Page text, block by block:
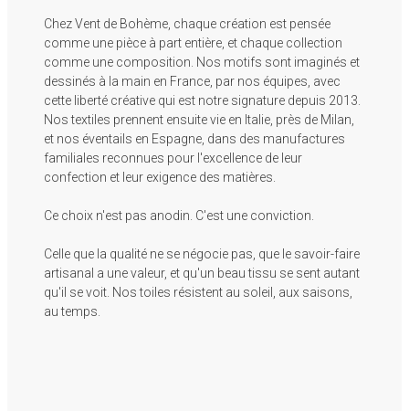
39,99 €
47,00 €
Chez Vent de Bohème, chaque création est pensée
comme une pièce à part entière, et chaque collection
comme une composition. Nos motifs sont imaginés et
dessinés à la main en France, par nos équipes, avec
cette liberté créative qui est notre signature depuis 2013.
Nos textiles prennent ensuite vie en Italie, près de Milan,
et nos éventails en Espagne, dans des manufactures
familiales reconnues pour l'excellence de leur
confection et leur exigence des matières.
Ce choix n'est pas anodin. C'est une conviction.
Celle que la qualité ne se négocie pas, que le savoir-faire
artisanal a une valeur, et qu'un beau tissu se sent autant
qu'il se voit. Nos toiles résistent au soleil, aux saisons,
au temps.